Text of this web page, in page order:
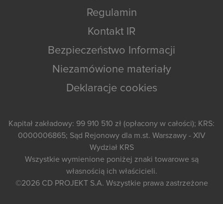
Regulamin
Kontakt IR
Bezpieczeństwo Informacji
Niezamówione materiały
Deklaracje cookies
Kapitał zakładowy: 99 910 510 zł (opłacony w całości); KRS:
0000006865; Sąd Rejonowy dla m.st. Warszawy - XIV
Wydział KRS
Wszystkie wymienione poniżej znaki towarowe są
własnością ich właścicieli.
©2026 CD PROJEKT S.A. Wszystkie prawa zastrzeżone